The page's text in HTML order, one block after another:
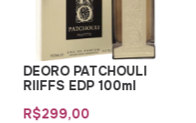
DEORO PATCHOULI
RIIFFS EDP 100ml
R$299,00